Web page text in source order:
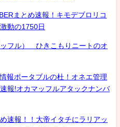
まとめ速報！キモデブロリコ
動の1750日
フル） ひきこもりニートのオ
報ポータブルの杜！オネエ管理
報!オカマッフルアタックナンバ
速報！！大帝イタチにラリアッ